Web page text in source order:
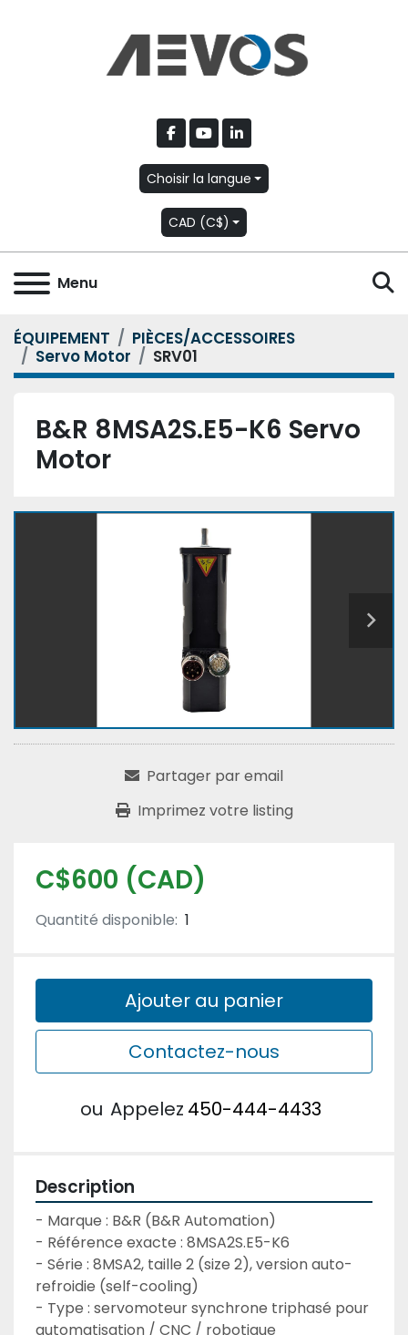
facebook
youtubelinkedin
Choisir la langue
CAD (C$)
Menu
ÉQUIPEMENT
PIÈCES/ACCESSOIRES
Servo Motor
SRV01
B&R 8MSA2S.E5-K6 Servo
Motor
Partager par email
Imprimez votre listing
C$600 (CAD)
Quantité disponible: 1
Ajouter au panier
Contactez-nous
ou Appelez 450-444-4433
Description
- Marque : B&R (B&R Automation)
- Référence exacte : 8MSA2S.E5-K6
- Série : 8MSA2, taille 2 (size 2), version auto-
refroidie (self-cooling)
- Type : servomoteur synchrone triphasé pour
automatisation / CNC / robotique